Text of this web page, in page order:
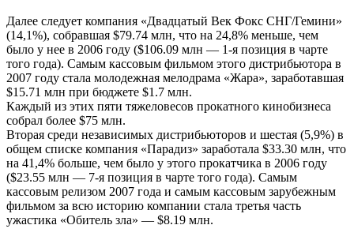
Далее следует компания «Двадцатый Век Фокс СНГ/Гемини»
(14,1%), собравшая $79.74 млн, что на 24,8% меньше, чем
было у нее в 2006 году ($106.09 млн — 1-я позиция в чарте
того года). Самым кассовым фильмом этого дистрибьютора в
2007 году стала молодежная мелодрама «Жара», заработавшая
$15.71 млн при бюджете $1.7 млн.
Каждый из этих пяти тяжеловесов прокатного кинобизнеса
собрал более $75 млн.
Вторая среди независимых дистрибьюторов и шестая (5,9%) в
общем списке компания «Парадиз» заработала $33.30 млн, что
на 41,4% больше, чем было у этого прокатчика в 2006 году
($23.55 млн — 7-я позиция в чарте того года). Самым
кассовым релизом 2007 года и самым кассовым зарубежным
фильмом за всю историю компании стала третья часть
ужастика «Обитель зла» — $8.19 млн.